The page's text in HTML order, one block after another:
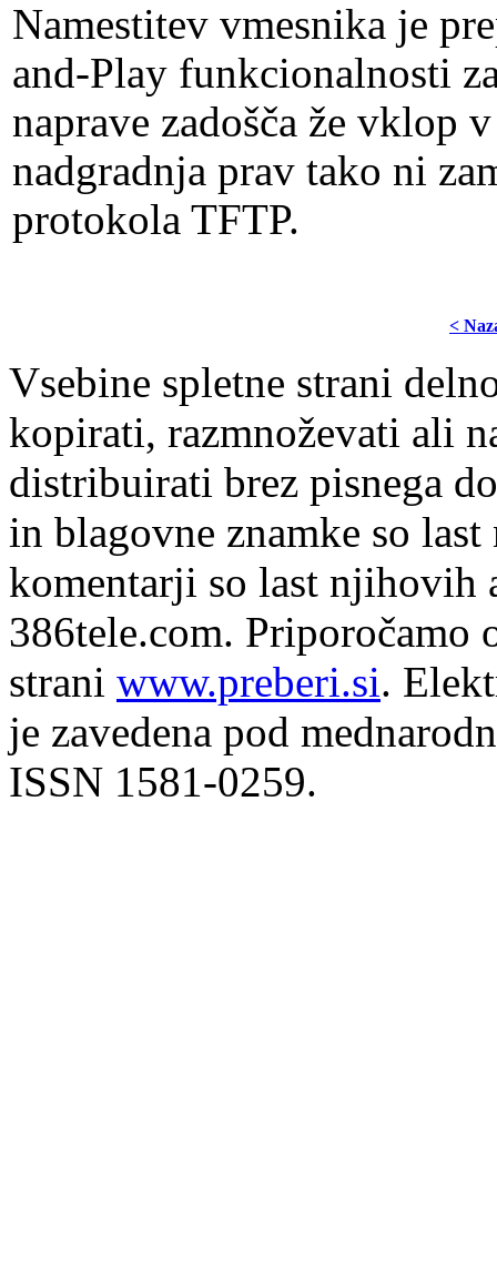
Namestitev vmesnika je
and-Play funkcionalnosti
naprave zadošča že vklop
nadgradnja prav tako ni
protokola TFTP.
<
Vsebine spletne strani
kopirati, razmnoževati ali
distribuirati brez pisnega
in blagovne znamke so
komentarji so last njihovih
386tele.com. Priporočamo
strani www.preberi.si.
je zavedena pod
ISSN 1581-0259.